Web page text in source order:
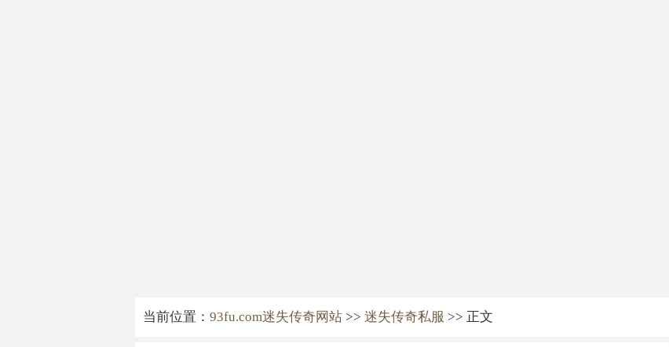
当前位置： 93fu.com迷失传奇网站 >> 迷失传奇私服 >> 正文